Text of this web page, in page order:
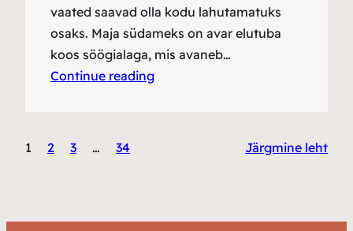
vaated saavad olla kodu lahutamatuks
osaks. Maja südameks on avar elutuba
koos söögialaga, mis avaneb…
Continue reading
1 2 3 … 34 Järgmine leht